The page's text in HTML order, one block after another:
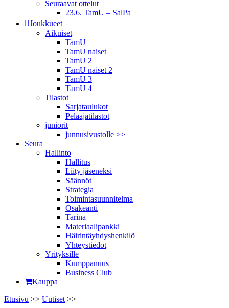
Seuraavat ottelut
23.6. TamU – SalPa
Joukkueet
Aikuiset
TamU
TamU naiset
TamU 2
TamU naiset 2
TamU 3
TamU 4
Tilastot
Sarjataulukot
Pelaajatilastot
juniorit
junnusivustolle >>
Seura
Hallinto
Hallitus
Liity jäseneksi
Säännöt
Strategia
Toimintasuunnitelma
Osakeanti
Tarina
Materiaalipankki
Häirintä­yhdyshenkilö
Yhteystiedot
Yrityksille
Kumppanuus
Business Club
Kauppa
Etusivu >> Uutiset >>